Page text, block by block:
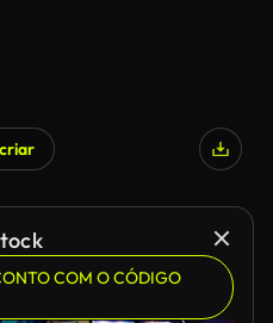
COM O CÓDIGO